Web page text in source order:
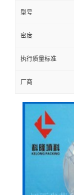
留
言
型号
密度
执行质量标准
厂商